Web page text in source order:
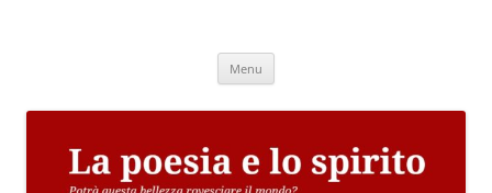
Menu